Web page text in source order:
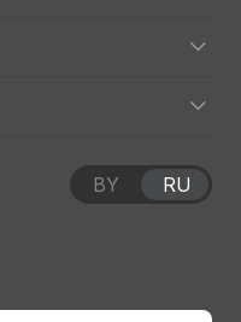
BY RU